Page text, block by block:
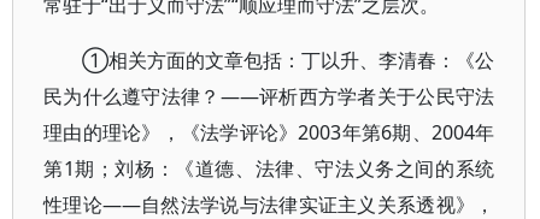
①相关方面的文章包括：丁以升、李清春：《公
民为什么遵守法律？——评析西方学者关于公民守法
理由的理论》，《法学评论》2003年第6期、2004年
第1期；刘杨：《道德、法律、守法义务之间的系统
性理论——自然法学说与法律实证主义关系透视》，